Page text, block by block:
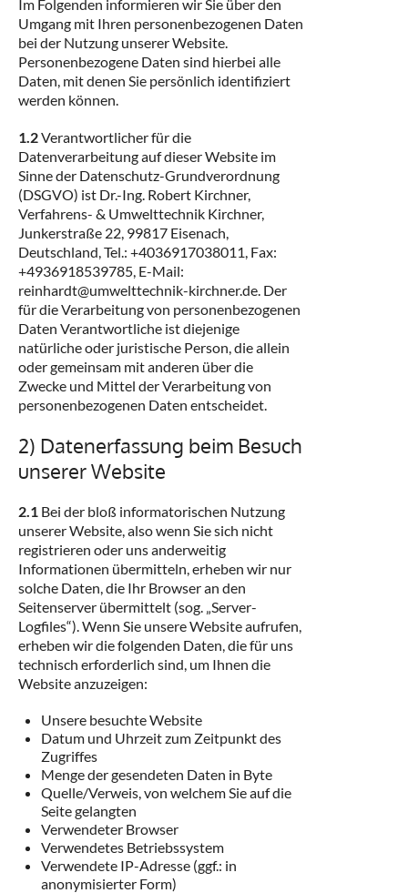
Im Folgenden informieren wir Sie über den
Umgang mit Ihren personenbezogenen Daten
bei der Nutzung unserer Website.
Personenbezogene Daten sind hierbei alle
Daten, mit denen Sie persönlich identifiziert
werden können.
1.2Verantwortlicher für die
Datenverarbeitung auf dieser Website im
Sinne der Datenschutz-Grundverordnung
(DSGVO) ist Dr.-Ing. Robert Kirchner,
Verfahrens- & Umwelttechnik Kirchner,
Junkerstraße 22, 99817 Eisenach,
Deutschland, Tel.: +4036917038011, Fax:
+4936918539785, E-Mail:
reinhardt@umwelttechnik-kirchner.de. Der
für die Verarbeitung von personenbezogenen
Daten Verantwortliche ist diejenige
natürliche oder juristische Person, die allein
oder gemeinsam mit anderen über die
Zwecke und Mittel der Verarbeitung von
personenbezogenen Daten entscheidet.
2) Datenerfassung beim Besuch
unserer Website
2.1 Bei der bloß informatorischen Nutzung
unserer Website, also wenn Sie sich nicht
registrieren oder uns anderweitig
Informationen übermitteln, erheben wir nur
solche Daten, die Ihr Browser an den
Seitenserver übermittelt (sog. „Server-
Logfiles“). Wenn Sie unsere Website aufrufen,
erheben wir die folgenden Daten, die für uns
technisch erforderlich sind, um Ihnen die
Website anzuzeigen:
Unsere besuchte Website
Datum und Uhrzeit zum Zeitpunkt des
Zugriffes
Menge der gesendeten Daten in Byte
Quelle/Verweis, von welchem Sie auf die
Seite gelangten
Verwendeter Browser
Verwendetes Betriebssystem
Verwendete IP-Adresse (ggf.: in
anonymisierter Form)